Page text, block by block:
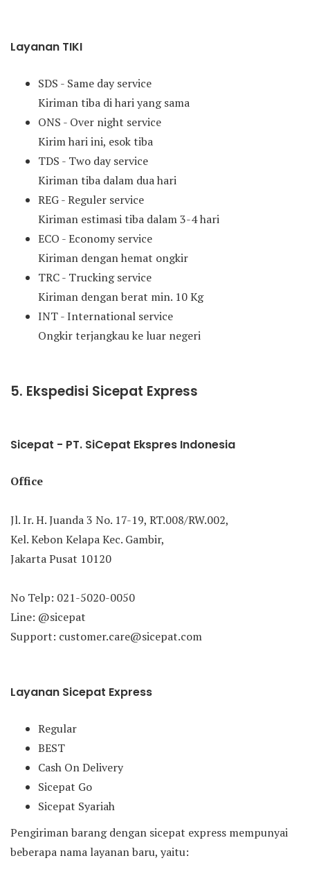
Layanan TIKI
SDS - Same day service
Kiriman tiba di hari yang sama
ONS - Over night service
Kirim hari ini, esok tiba
TDS - Two day service
Kiriman tiba dalam dua hari
REG - Reguler service
Kiriman estimasi tiba dalam 3-4 hari
ECO - Economy service
Kiriman dengan hemat ongkir
TRC - Trucking service
Kiriman dengan berat min. 10 Kg
INT - International service
Ongkir terjangkau ke luar negeri
5. Ekspedisi Sicepat Express
Sicepat - PT. SiCepat Ekspres Indonesia
Office
Jl. Ir. H. Juanda 3 No. 17-19, RT.008/RW.002,
Kel. Kebon Kelapa Kec. Gambir,
Jakarta Pusat 10120
No Telp: 021-5020-0050
Line: @sicepat
Support: customer.care@sicepat.com
Layanan Sicepat Express
Regular
BEST
Cash On Delivery
Sicepat Go
Sicepat Syariah
Pengiriman barang dengan sicepat express mempunyai
beberapa nama layanan baru, yaitu: